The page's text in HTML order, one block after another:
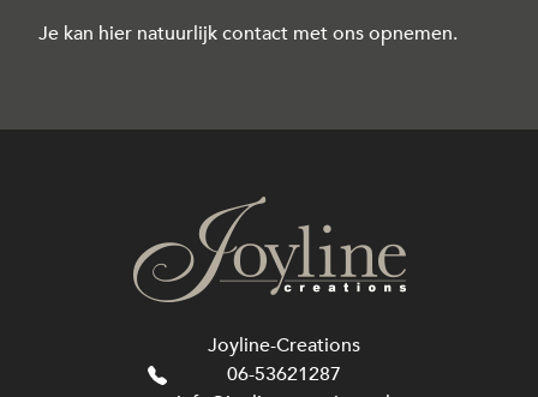
Je kan hier natuurlijk contact met ons opnemen.
Joyline-Creations
06-53621287